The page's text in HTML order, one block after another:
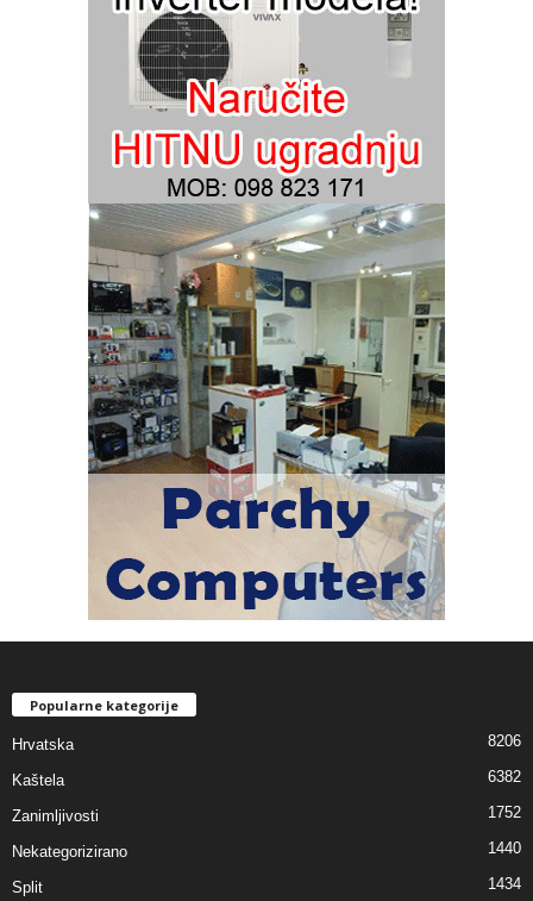
Popularne kategorije
Hrvatska 8206
Kaštela 6382
Zanimljivosti 1752
Nekategorizirano 1440
Split 1434